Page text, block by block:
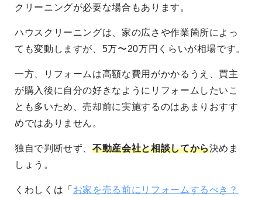
クリーニングが必要な場合もあります。
ハウスクリーニングは、家の広さや作業箇所によっ
ても変動しますが、5万〜20万円くらいが相場です。
一方、リフォームは高額な費用がかかるうえ、買主
が購入後に自分の好きなようにリフォームしたいこ
とも多いため、売却前に実施するのはあまりおすす
めではありません。
独自で判断せず、不動産会社と相談してから決めま
しょう。
くわしくは「 お家を売る前にリフォームするべき？